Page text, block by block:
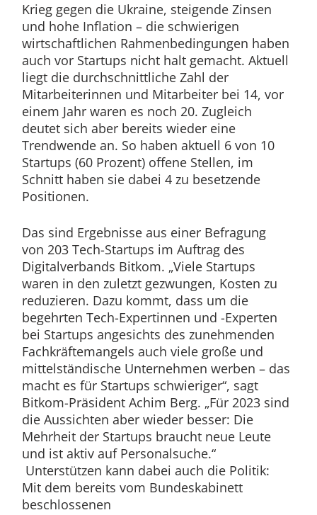
Krieg gegen die Ukraine, steigende Zinsen
und hohe Inflation – die schwierigen
wirtschaftlichen Rahmenbedingungen haben
auch vor Startups nicht halt gemacht. Aktuell
liegt die durchschnittliche Zahl der
Mitarbeiterinnen und Mitarbeiter bei 14, vor
einem Jahr waren es noch 20. Zugleich
deutet sich aber bereits wieder eine
Trendwende an. So haben aktuell 6 von 10
Startups (60 Prozent) offene Stellen, im
Schnitt haben sie dabei 4 zu besetzende
Positionen.
Das sind Ergebnisse aus einer Befragung
von 203 Tech-Startups im Auftrag des
Digitalverbands Bitkom. „Viele Startups
waren in den zuletzt gezwungen, Kosten zu
reduzieren. Dazu kommt, dass um die
begehrten Tech-Expertinnen und -Experten
bei Startups angesichts des zunehmenden
Fachkräftemangels auch viele große und
mittelständische Unternehmen werben – das
macht es für Startups schwieriger“, sagt
Bitkom-Präsident Achim Berg. „Für 2023 sind
die Aussichten aber wieder besser: Die
Mehrheit der Startups braucht neue Leute
und ist aktiv auf Personalsuche.“
Unterstützen kann dabei auch die Politik:
Mit dem bereits vom Bundeskabinett
beschlossenen